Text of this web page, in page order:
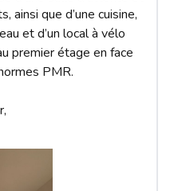
que d’une cuisine,
et d’un local à vélo
premier étage en face
PMR.